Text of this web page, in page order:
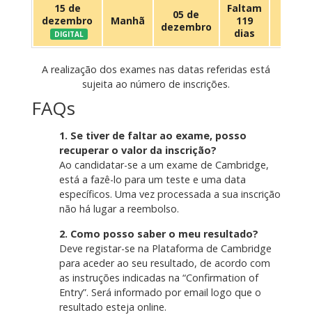
15 de
dezembro
DIGITAL
Manhã
05 de
dezembro
Faltam
119
dias
A realização dos exames nas datas referidas está
sujeita ao número de inscrições.
FAQs
1. Se tiver de faltar ao exame, posso
recuperar o valor da inscrição?
Ao candidatar-se a um exame de Cambridge,
está a fazê-lo para um teste e uma data
específicos. Uma vez processada a sua inscrição
não há lugar a reembolso.
2. Como posso saber o meu resultado?
Deve registar-se na Plataforma de Cambridge
para aceder ao seu resultado, de acordo com
as instruções indicadas na “Confirmation of
Entry”. Será informado por email logo que o
resultado esteja online.